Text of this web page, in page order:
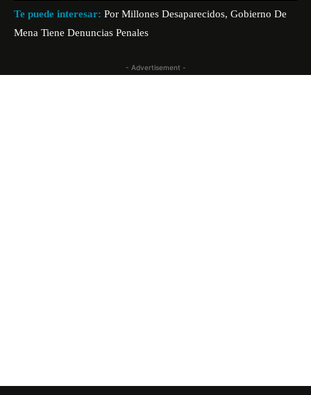
Te puede interesar: Por Millones Desaparecidos, Gobierno De
Mena Tiene Denuncias Penales
- Advertisement -